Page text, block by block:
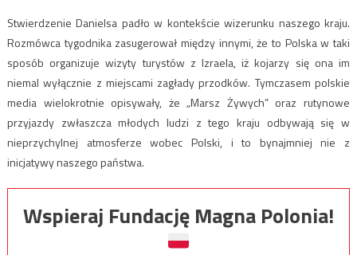
Stwierdzenie Danielsa padło w kontekście wizerunku naszego kraju.
Rozmówca tygodnika zasugerował między innymi, że to Polska w taki
sposób organizuje wizyty turystów z Izraela, iż kojarzy się ona im
niemal wyłącznie z miejscami zagłady przodków. Tymczasem polskie
media wielokrotnie opisywały, że „Marsz Żywych” oraz rutynowe
przyjazdy zwłaszcza młodych ludzi z tego kraju odbywają się w
nieprzychylnej atmosferze wobec Polski, i to bynajmniej nie z
inicjatywy naszego państwa.
Wspieraj Fundację Magna Polonia!